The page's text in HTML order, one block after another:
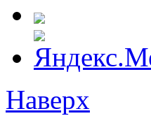
Наверх